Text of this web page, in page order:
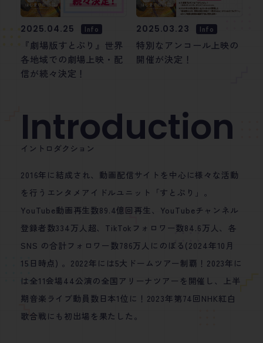
2025.04.25 Info
『劇場版すとぷり』世界
各地域での劇場上映・配
信が続々決定！
2025.03.23 Info
特別なアンコール上映の
開催が決定！
Introduction
イントロダクション
2016年に結成され、動画配信サイトを中心に様々な活動
を行うエンタメアイドルユニット「すとぷり」。
YouTube動画再生数89.4億回再生、YouTubeチャンネル
登録者数334万人超、TikTokフォロワー数84.6万人、各
SNS の合計フォロワー数786万人にのぼる(2024年10月
15日時点) 。2022年には5大ドームツアー制覇！2023年に
は全11会場44公演の全国アリーナツアーを開催し、上半
期音楽ライブ動員数日本1位に！2023年第74回NHK紅白
歌合戦にも初出場を果たした。